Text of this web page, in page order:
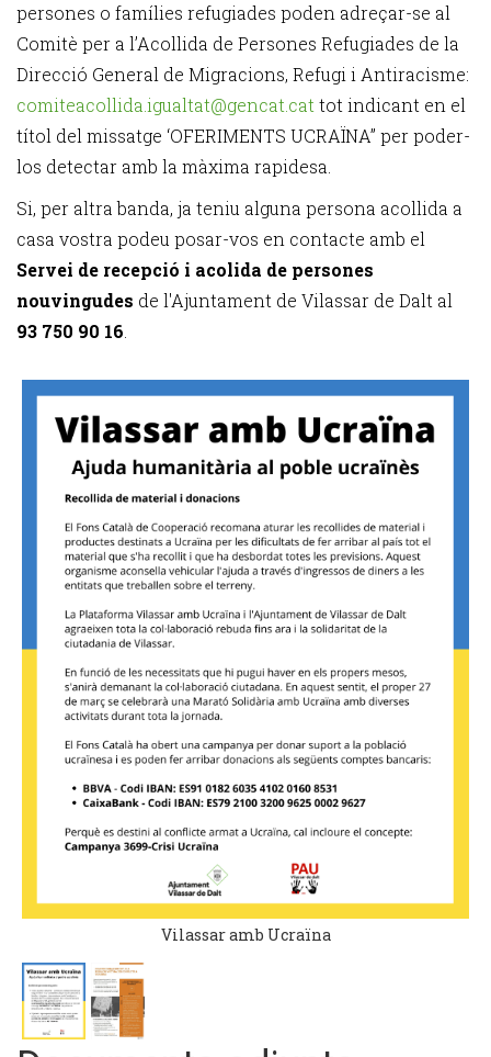
persones o famílies refugiades poden adreçar-se al
Comitè per a l’Acollida de Persones Refugiades de la
Direcció General de Migracions, Refugi i Antiracisme:
comiteacollida.igualtat@gencat.cat tot indicant en el
títol del missatge ‘OFERIMENTS UCRAÏNA” per poder-
los detectar amb la màxima rapidesa.
Si, per altra banda, ja teniu alguna persona acollida a
casa vostra podeu posar-vos en contacte amb el
Servei de recepció i acolida de persones
nouvingudes de l'Ajuntament de Vilassar de Dalt al
93 750 90 16
Vilassar amb Ucraïna